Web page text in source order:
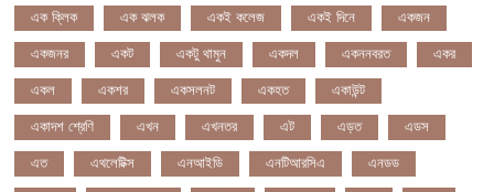
এক ক্লিক এক ঝলক একই কলেজ একই দিনে একজন
একজনর একট একটু থামুন একদল একননবরত একর
একল একশর একসলনট একহত একাউন্ট
একাদশ শ্রেণি এখন এখনতর এট এড়ত এডস
এত এথলেটিক্স এনআইডি এনটিআরসিএ এনডড